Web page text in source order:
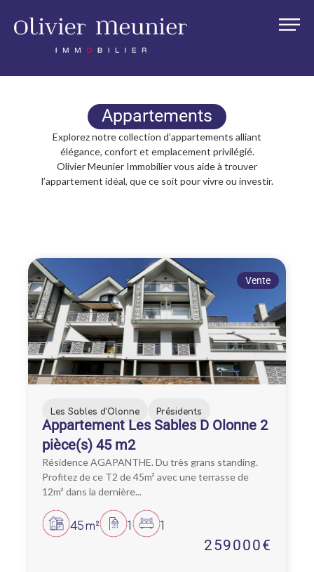
Appartements
Explorez notre collection d’appartements alliant
élégance, confort et emplacement privilégié.
Olivier Meunier Immobilier vous aide à trouver
l’appartement idéal, que ce soit pour vivre ou investir.
Vente
Les Sables d'Olonne Présidents
Appartement Les Sables D Olonne 2
pièce(s) 45 m2
Résidence AGAPANTHE. Du très grans standing.
Profitez de ce T2 de 45m² avec une terrasse de
12m² dans la dernière...
45m² 1 1
259000€